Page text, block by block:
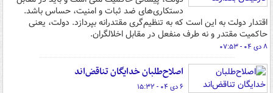
دستکاری‌های ضد ثبات و امنیت، حساس باشد.
اقتدار دولت به این است که به تنظیم‌گری مقتدرانه بپردازد. دولت، یعنی
حاکمیت مقتدر و نه طرف منفعل در مقابل اخلالگران.
۸ دی ۰۴ - ۰۷:۵۳
اصلاح‌طلبان خدایگان تناقض‌اند
۶ دی ۰۴ - ۱۵:۳۲